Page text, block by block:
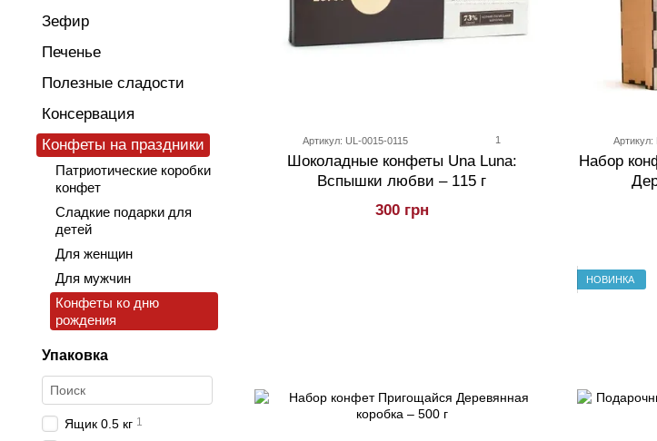
Артикул: UL-0015-0115 1
Шоколадные конфеты Una Luna:
Вспышки любви – 115 г
300 грн
Артикул:
Набор
НОВИНКА
Зефир
Печенье
Полезные сладости
Консервация
Конфеты на праздники
Патриотические коробки
конфет
Сладкие подарки для
детей
Для женщин
Для мужчин
Конфеты ко дню
рождения
Упаковка
Ящик 0.5 кг 1